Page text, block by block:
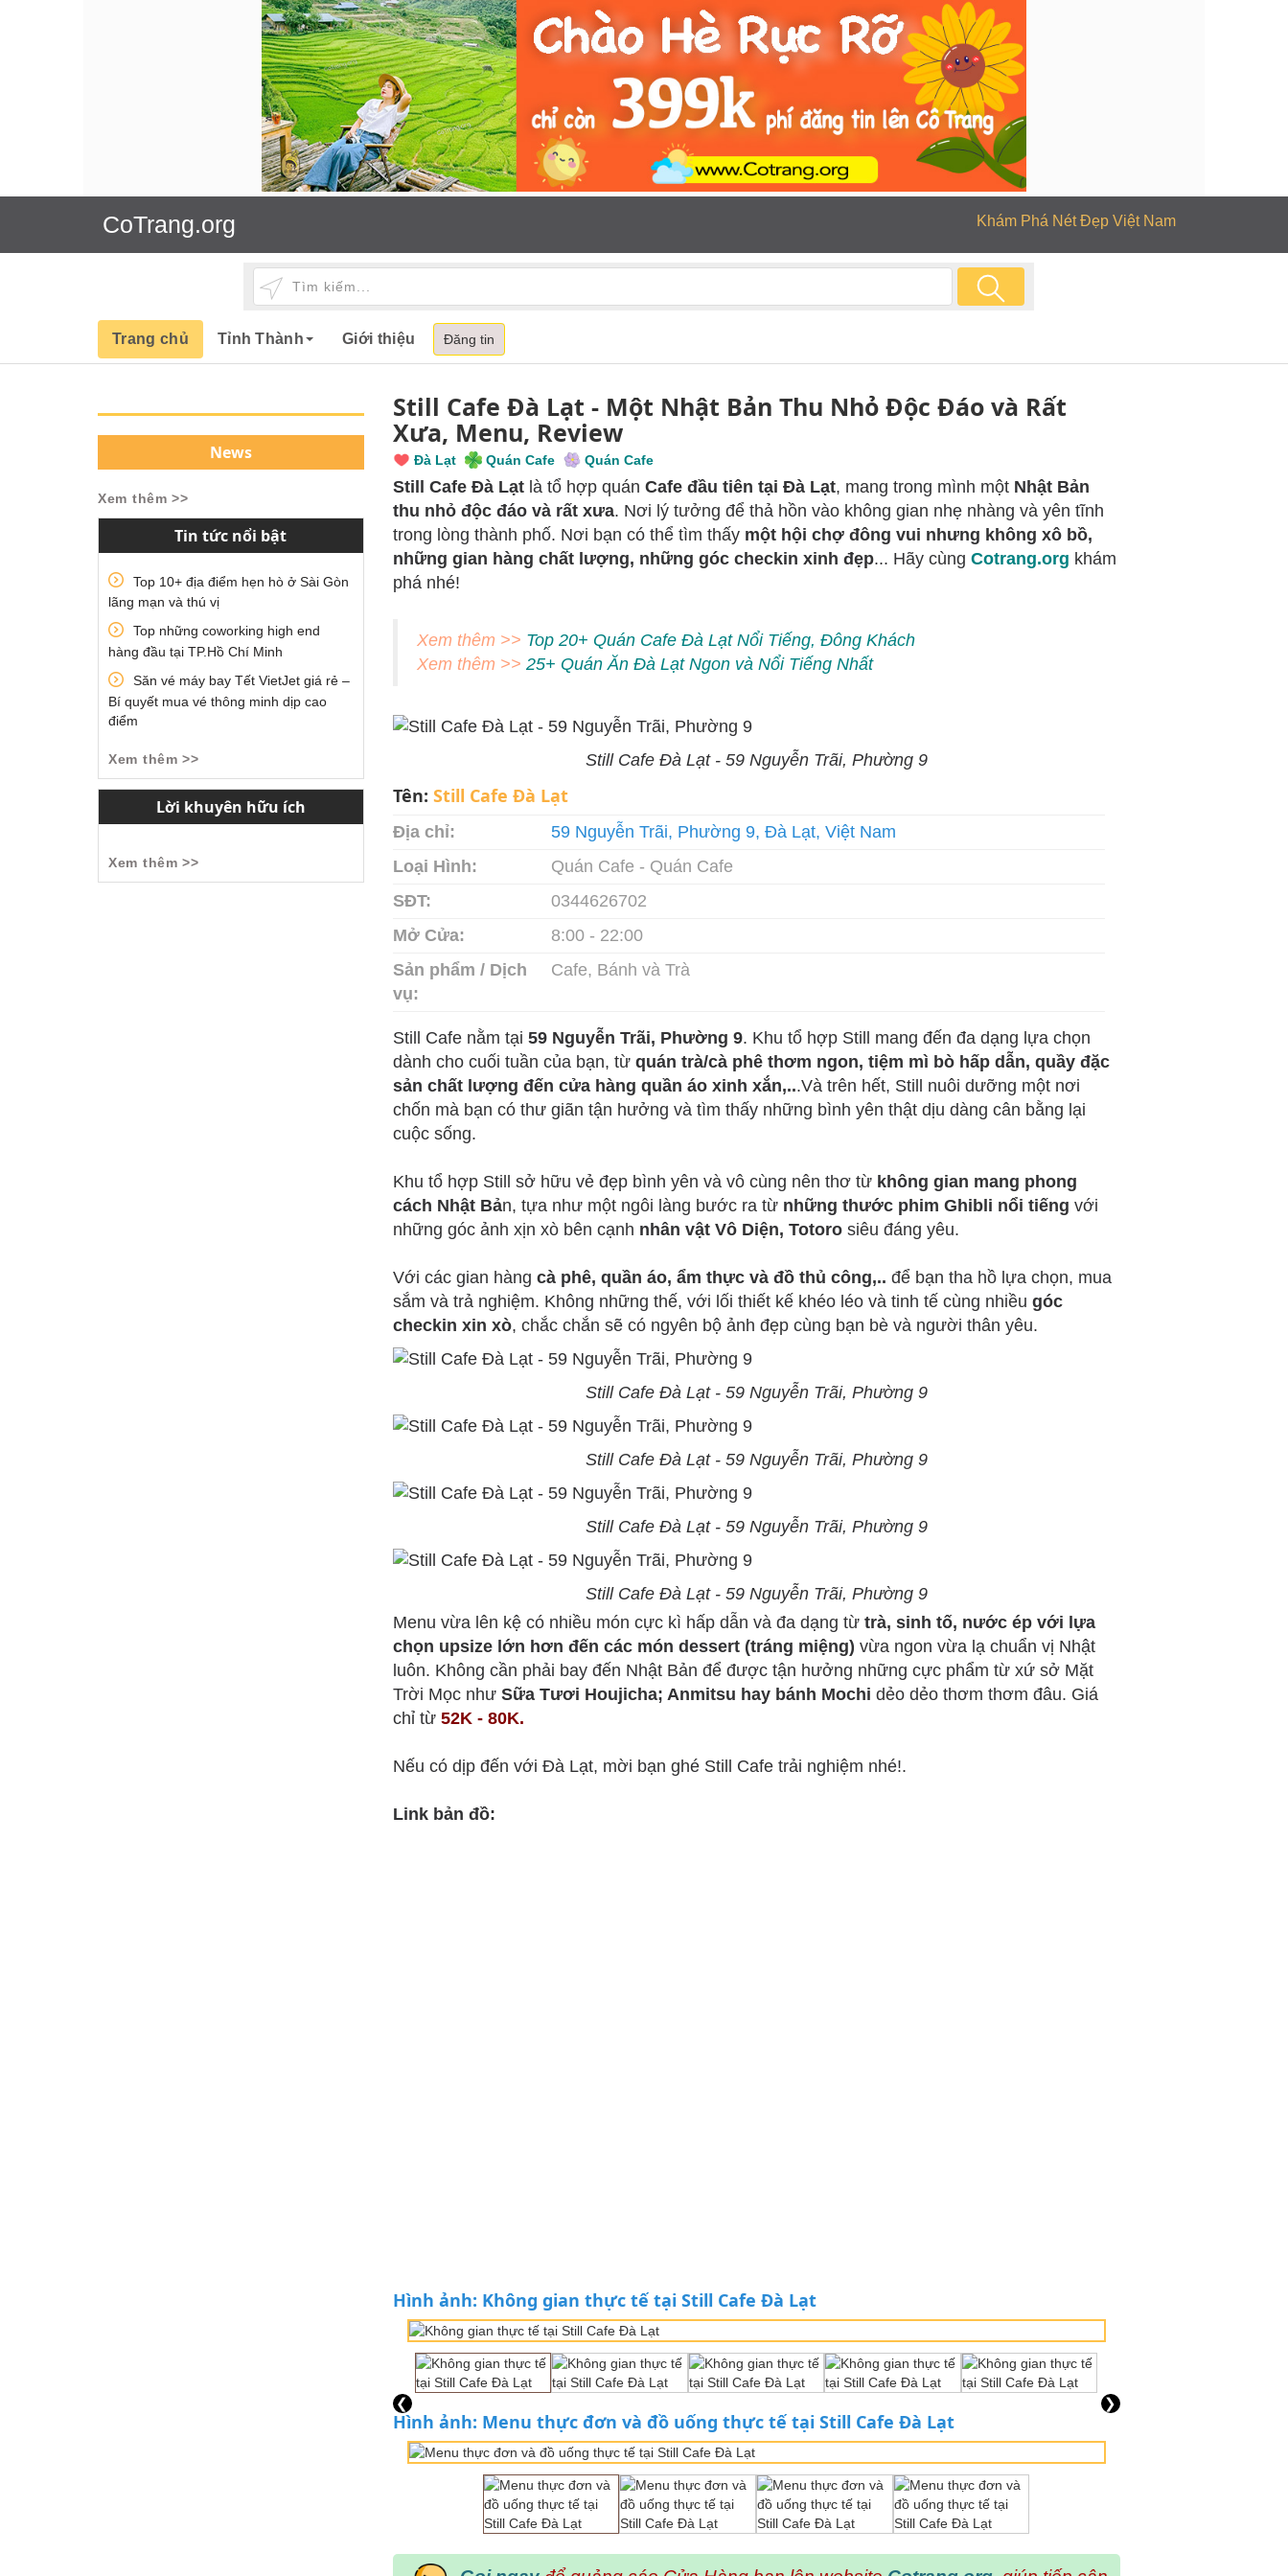
CoTrang.org Khám Phá Nét Đẹp Việt Nam
Trang chủ Tỉnh Thành Giới thiệu Đăng tin
News
Xem thêm >>
Tin tức nổi bật
Top 10+ địa điểm hẹn hò ở Sài Gòn
lãng mạn và thú vị
Top những coworking high end
hàng đầu tại TP.Hồ Chí Minh
Săn vé máy bay Tết VietJet giá rẻ –
Bí quyết mua vé thông minh dịp cao
điểm
Xem thêm >>
Lời khuyên hữu ích
Xem thêm >>
Still Cafe Đà Lạt - Một Nhật Bản Thu Nhỏ Độc Đáo và Rất
Xưa, Menu, Review
Đà Lạt Quán Cafe Quán Cafe
Still Cafe Đà Lạt là tổ hợp quán Cafe đầu tiên tại Đà Lạt, mang trong mình mộtNhật Bản
thu nhỏ độc đáo và rất xưa. Nơi lý tưởng để thả hồn vào không gian nhẹ nhàng và yên tĩnh
trong lòng thành phố. Nơi bạn có thể tìm thấy một hội chợ đông vui nhưng không xô bồ,
những gian hàng chất lượng, những góc checkin xinh đẹp... Hãy cùng Cotrang.org khám
phá nhé!
Xem thêm >> Top 20+ Quán Cafe Đà Lạt Nổi Tiếng, Đông Khách
Xem thêm >> 25+ Quán Ăn Đà Lạt Ngon và Nổi Tiếng Nhất
Still Cafe Đà Lạt - 59 Nguyễn Trãi, Phường 9
Tên: Still Cafe Đà Lạt
Địa chỉ:
59 Nguyễn Trãi, Phường 9, Đà Lạt, Việt Nam
Loại Hình:
Quán Cafe - Quán Cafe
SĐT:
0344626702
Mở Cửa:
8:00 - 22:00
Sản phẩm / Dịch
vụ:
Cafe, Bánh và Trà
Still Cafe nằm tại 59 Nguyễn Trãi, Phường 9. Khu tổ hợp Still mang đến đa dạng lựa chọn
dành cho cuối tuần của bạn, từ quán trà/cà phê thơm ngon, tiệm mì bò hấp dẫn, quầy đặc
sản chất lượng đến cửa hàng quần áo xinh xắn,...Và trên hết, Still nuôi dưỡng một nơi
chốn mà bạn có thư giãn tận hưởng và tìm thấy những bình yên thật dịu dàng cân bằng lại
cuộc sống.
Khu tổ hợp Still sở hữu vẻ đẹp bình yên và vô cùng nên thơ từkhông gian mang phong
cách Nhật Bản, tựa như một ngôi làng bước ra từnhững thước phim Ghibli nổi tiếng với
những góc ảnh xịn xò bên cạnh nhân vật Vô Diện, Totoro siêu đáng yêu.
Với các gian hàng cà phê, quần áo, ẩm thực và đồ thủ công,.. để bạn tha hồ lựa chọn, mua
sắm và trả nghiệm. Không những thế, với lối thiết kế khéo léo và tinh tế cùng nhiều góc
checkin xin xò, chắc chắn sẽ có ngyên bộ ảnh đẹp cùng bạn bè và người thân yêu.
Still Cafe Đà Lạt - 59 Nguyễn Trãi, Phường 9
Still Cafe Đà Lạt - 59 Nguyễn Trãi, Phường 9
Still Cafe Đà Lạt - 59 Nguyễn Trãi, Phường 9
Still Cafe Đà Lạt - 59 Nguyễn Trãi, Phường 9
Menu vừa lên kệ có nhiều món cực kì hấp dẫn và đa dạng từ trà, sinh tố, nước ép với lựa
chọn upsize lớn hơn đến các món dessert (tráng miệng) vừa ngon vừa lạ chuẩn vị Nhật
luôn. Không cần phải bay đến Nhật Bản để được tận hưởng những cực phẩm từ xứ sở Mặt
Trời Mọc như Sữa Tươi Houjicha; Anmitsu hay bánh Mochi dẻo dẻo thơm thơm đâu. Giá
chỉ từ52K - 80K.
Nếu có dịp đến với Đà Lạt, mời bạn ghé Still Cafe trải nghiệm nhé!.
Link bản đồ:
Hình ảnh: Không gian thực tế tại Still Cafe Đà Lạt
❮ ❯
Hình ảnh: Menu thực đơn và đồ uống thực tế tại Still Cafe Đà Lạt